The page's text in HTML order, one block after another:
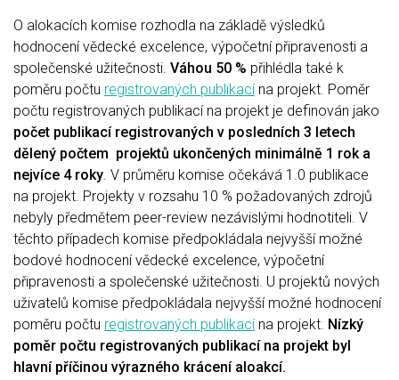
O alokacích komise rozhodla na základě výsledků
hodnocení vědecké excelence, výpočetní připravenosti a
společenské užitečnosti. Váhou 50 % přihlédla také k
poměru počtu registrovaných publikacína projekt. Poměr
počtu registrovaných publikací na projekt je definován jako
počet publikací registrovaných v posledních 3 letech
dělený počtem projektů ukončených minimálně 1 rok a
nejvíce 4 roky. V průměru komise očekává 1.0 publikace
na projekt. Projekty v rozsahu 10 % požadovaných zdrojů
nebyly předmětem peer-review nezávislými hodnotiteli. V
těchto případech komise předpokládala nejvyšší možné
bodové hodnocení vědecké excelence, výpočetní
připravenosti a společenské užitečnosti. U projektů nových
uživatelů komise předpokládala nejvyšší možné hodnocení
poměru počtu registrovaných publikacína projekt. Nízký
poměr počtu registrovaných publikací na projekt byl
hlavní příčinou výrazného krácení aloakcí.